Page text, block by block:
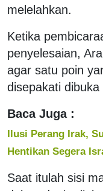
melelahkan.
Ketika
penyelesaian,
agar satu poin
disepakati
Baca Juga :
Ilusi Perang Irak,
Hentikan Segera
Saat itulah sisi